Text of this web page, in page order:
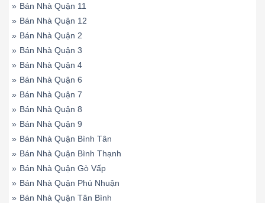
» Bán Nhà Quận 11
» Bán Nhà Quận 12
» Bán Nhà Quận 2
» Bán Nhà Quận 3
» Bán Nhà Quận 4
» Bán Nhà Quận 6
» Bán Nhà Quận 7
» Bán Nhà Quận 8
» Bán Nhà Quận 9
» Bán Nhà Quận Bình Tân
» Bán Nhà Quận Bình Thạnh
» Bán Nhà Quận Gò Vấp
» Bán Nhà Quận Phú Nhuận
» Bán Nhà Quận Tân Bình